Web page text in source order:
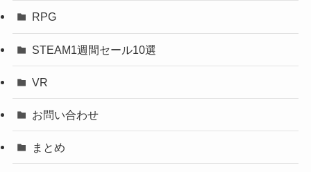
RPG
STEAM1週間セール10選
VR
お問い合わせ
まとめ